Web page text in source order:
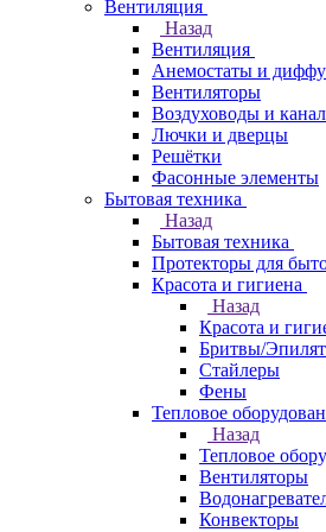
Вентиляция
Назад
Вентиляция
Анемостаты и
Вентиляторы
Воздуховоды и
Лючки и дверцы
Решётки
Фасонные элементы
Бытовая техника
Назад
Бытовая техника
Протекторы для
Красота и гигиена
Назад
Красота и
Бритвы/
Стайлеры
Фены
Тепловое
Назад
Тепловое
Вентиляторы
Конвекторы